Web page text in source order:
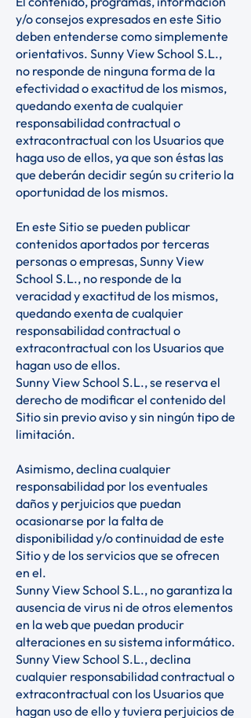
y/o consejos expresados en este Sitio
deben entenderse como simplemente
orientativos. Sunny View School S.L.,
no responde de ninguna forma de la
efectividad o exactitud de los mismos,
quedando exenta de cualquier
responsabilidad contractual o
extracontractual con los Usuarios que
haga uso de ellos, ya que son éstas las
que deberán decidir según su criterio la
oportunidad de los mismos.
En este Sitio se pueden publicar
contenidos aportados por terceras
personas o empresas, Sunny View
School S.L., no responde de la
veracidad y exactitud de los mismos,
quedando exenta de cualquier
responsabilidad contractual o
extracontractual con los Usuarios que
hagan uso de ellos.
Sunny View School S.L., se reserva el
derecho de modificar el contenido del
Sitio sin previo aviso y sin ningún tipo de
limitación.
Asimismo, declina cualquier
responsabilidad por los eventuales
daños y perjuicios que puedan
ocasionarse por la falta de
disponibilidad y/o continuidad de este
Sitio y de los servicios que se ofrecen
en el.
Sunny View School S.L., no garantiza la
ausencia de virus ni de otros elementos
en la web que puedan producir
alteraciones en su sistema informático.
Sunny View School S.L., declina
cualquier responsabilidad contractual o
extracontractual con los Usuarios que
hagan uso de ello y tuviera perjuicios de